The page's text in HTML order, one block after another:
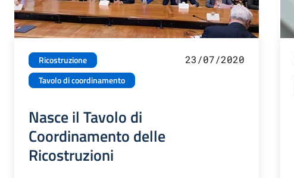
Ricostruzione
Tavolo di coordinamento
23/07/2020
Nasce il Tavolo di
Coordinamento delle
Ricostruzioni